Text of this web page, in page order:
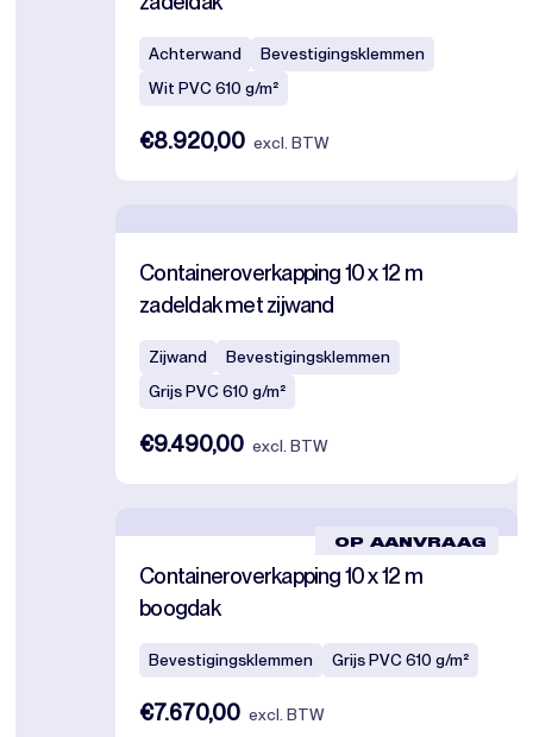
Achterwand
Bevestigingsklemmen
Wit PVC 610 g/m²
€8.920,00 excl. BTW
Containeroverkapping 10 x 12 m
zadeldak met zijwand
Zijwand
Bevestigingsklemmen
Grijs PVC 610 g/m²
€9.490,00 excl. BTW
OP AANVRAAG
Containeroverkapping 10 x 12 m
boogdak
Bevestigingsklemmen Grijs PVC 610 g/m²
€7.670,00 excl. BTW